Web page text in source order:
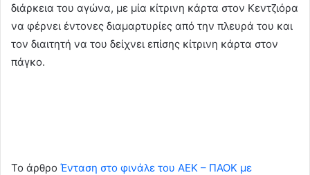
διάρκεια του αγώνα, με μία κίτρινη κάρτα στον Κεντζιόρα
να φέρνει έντονες διαμαρτυρίες από την πλευρά του και
τον διαιτητή να του δείχνει επίσης κίτρινη κάρτα στον
πάγκο.
To άρθρο Ένταση στο φινάλε του ΑΕΚ – ΠΑΟΚ με